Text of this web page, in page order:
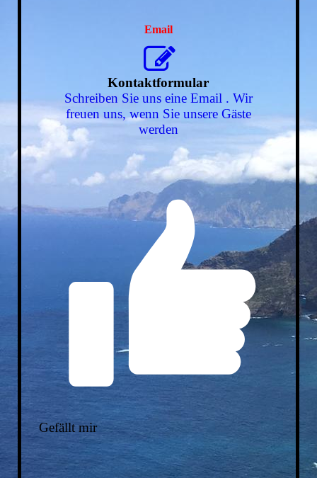
Email
Kontaktformular
Schreiben Sie uns eine Email . Wir
freuen uns, wenn Sie unsere Gäste
werden
Gefällt mir